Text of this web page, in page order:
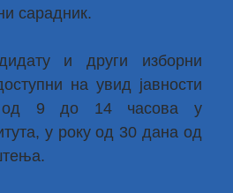
сарадник.
и други изборни
на увид јавности
од 9 до 14 часова у
у року од 30 дана од